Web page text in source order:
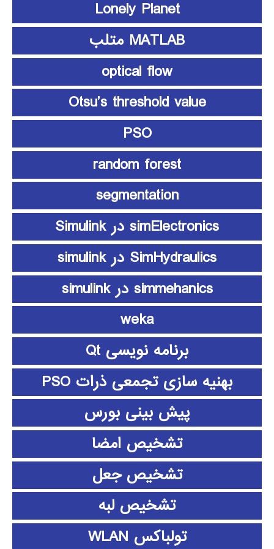
Lonely Planet
MATLAB متلب
optical flow
Otsu’s threshold value
PSO
random forest
segmentation
simElectronics در Simulink
SimHydraulics در simulink
simmehanics در simulink
weka
برنامه نویسی Qt
بهنیه سازی تجمعی ذرات PSO
پیش بینی بورس
تشخیص امضا
تشخیص جعل
تشخیص لبه
تولباکس WLAN